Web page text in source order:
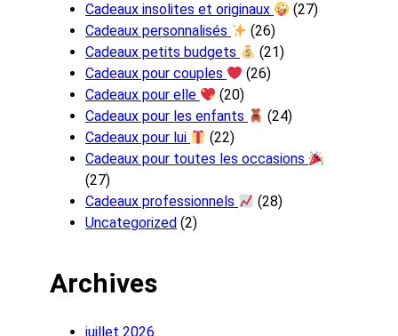
Cadeaux insolites et originaux
(27)
Cadeaux personnalisés
(26)
Cadeaux petits budgets
(21)
Cadeaux pour couples
(26)
Cadeaux pour elle
(20)
Cadeaux pour les enfants
(24)
Cadeaux pour lui
(22)
Cadeaux pour toutes les occasions
(27)
Cadeaux professionnels
(28)
Uncategorized (2)
Archives
juillet 2026